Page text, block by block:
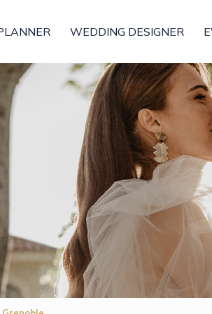
WEDDING DESIGNER